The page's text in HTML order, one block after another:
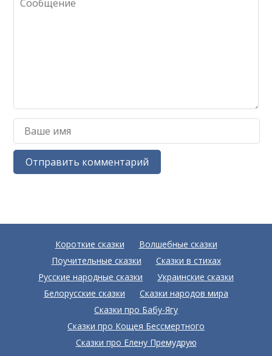
Короткие сказки
Волшебные сказки
Поучительные сказки
Сказки в стихах
Русские народные сказки
Украинские сказки
Белорусские сказки
Сказки народов мира
Сказки про Бабу-Ягу
Сказки про Кощея Бессмертного
Сказки про Елену Премудрую